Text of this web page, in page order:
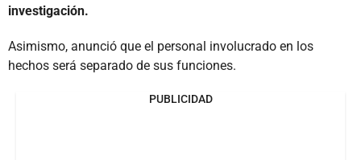
investigación.
Asimismo, anunció que el personal involucrado en los
hechos será separado de sus funciones.
PUBLICIDAD